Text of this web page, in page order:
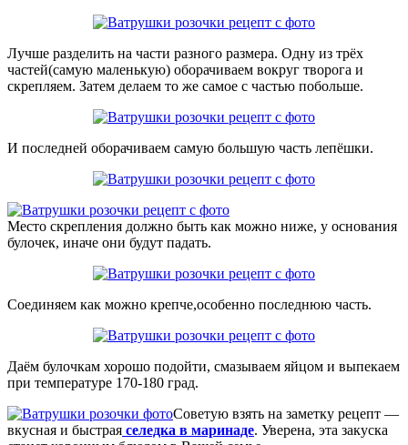
Лучше разделить на части разного размера. Одну из трёх
частей(самую маленькую) оборачиваем вокруг творога и
скрепляем. Затем делаем то же самое с частью побольше.
И последней оборачиваем самую большую часть лепёшки.
Место скрепления должно быть как можно ниже, у основания
булочек, иначе они будут падать.
Соединяем как можно крепче,особенно последнюю часть.
Даём булочкам хорошо подойти, смазываем яйцом и выпекаем
при температуре 170-180 град.
Советую взять на заметку рецепт —
вкусная и быстрая селедка в маринаде. Уверена, эта закуска